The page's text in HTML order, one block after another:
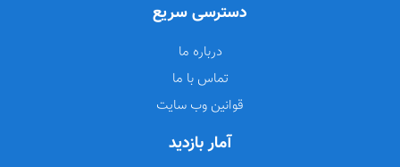
دسترسی سریع
درباره ما
تماس با ما
قوانین وب سایت
آمار بازدید